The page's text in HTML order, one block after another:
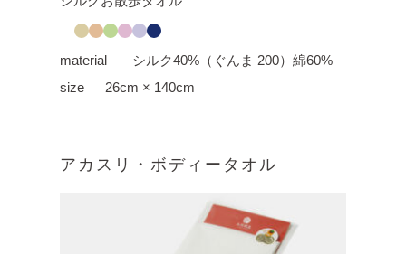
material
シルク40%（ぐんま 200）綿60%
size
26cm × 140cm
アカスリ・ボディータオル